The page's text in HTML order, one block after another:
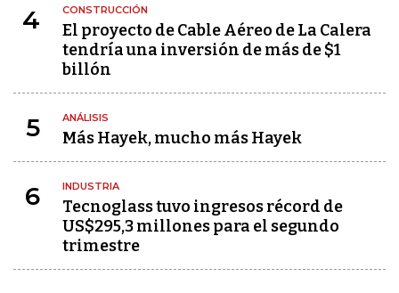
4 CONSTRUCCIÓN
El proyecto de Cable Aéreo de La Calera
tendría una inversión de más de $1
billón
5 ANÁLISIS
Más Hayek, mucho más Hayek
6 INDUSTRIA
Tecnoglass tuvo ingresos récord de
US$295,3 millones para el segundo
trimestre